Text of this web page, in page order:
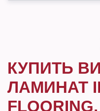
КУПИТЬ
ЛАМИНАТ